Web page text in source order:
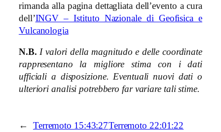
rimanda alla pagina dettagliata dell’evento a cura
dell’INGV – Istituto Nazionale di Geofisica e
Vulcanologia
N.B. I valori della magnitudo e delle coordinate
rappresentano la migliore stima con i dati
ufficiali a disposizione. Eventuali nuovi dati o
ulteriori analisi potrebbero far variare tali stime.
←
Terremoto 15:43:27Terremoto 22:01:22